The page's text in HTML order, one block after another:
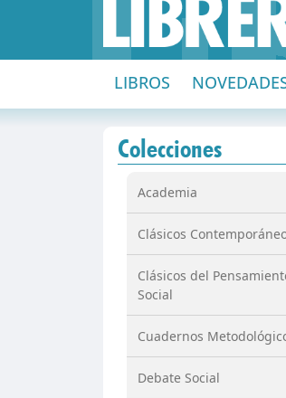
LIBROS
Colecciones
Academia
Clásicos
Clásicos del
Social
Cuadernos
Debate Social